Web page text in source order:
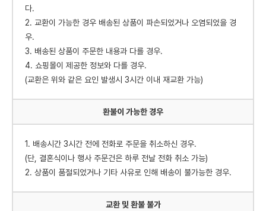
다.
2. 교환이 가능한 경우 배송된 상품이 파손되었거나 오염되었을 경
우.
3. 배송된 상품이 주문한 내용과 다를 경우.
4. 쇼핑몰이 제공한 정보와 다를 경우.
(교환은 위와 같은 요인 발생시 3시간 이내 재교환 가능)
환불이 가능한 경우
1. 배송시간 3시간 전에 전화로 주문을 취소하신 경우.
(단, 결혼식이나 행사 주문건은 하루 전날 전화 취소 가능)
2. 상품이 품절되었거나 기타 사유로 인해 배송이 불가능한 경우.
교환 및 환불 불가